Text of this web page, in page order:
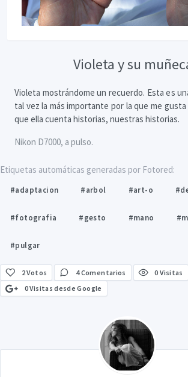
Violeta y su
Violeta mostrándome un recuerdo. Esta es
tal vez la más importante por la que me
que ella cuenta historias, nuestras historias.
Nikon D7000, a pulso.
Etiquetas automáticas generadas por Fotored:
#adaptacion #arbol #art-o
#fotografia #gesto #mano
#pulgar
2Votos 4 Comentarios
0 Visitas
0 Visitas desde Google